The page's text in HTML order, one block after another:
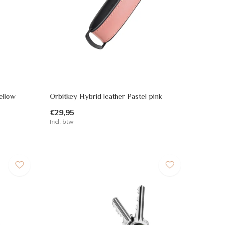
Orbitkey Hybrid leather Pastel pink
€29,95
Incl. btw